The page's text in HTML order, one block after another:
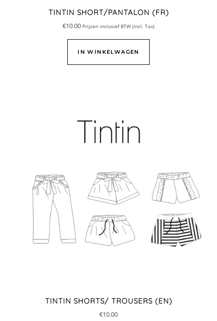
TINTIN SHORT/PANTALON (FR)
€10.00 Prijzen inclusief BTW (incl. Tax)
IN WINKELWAGEN
TINTIN SHORTS/ TROUSERS (EN)
€10.00